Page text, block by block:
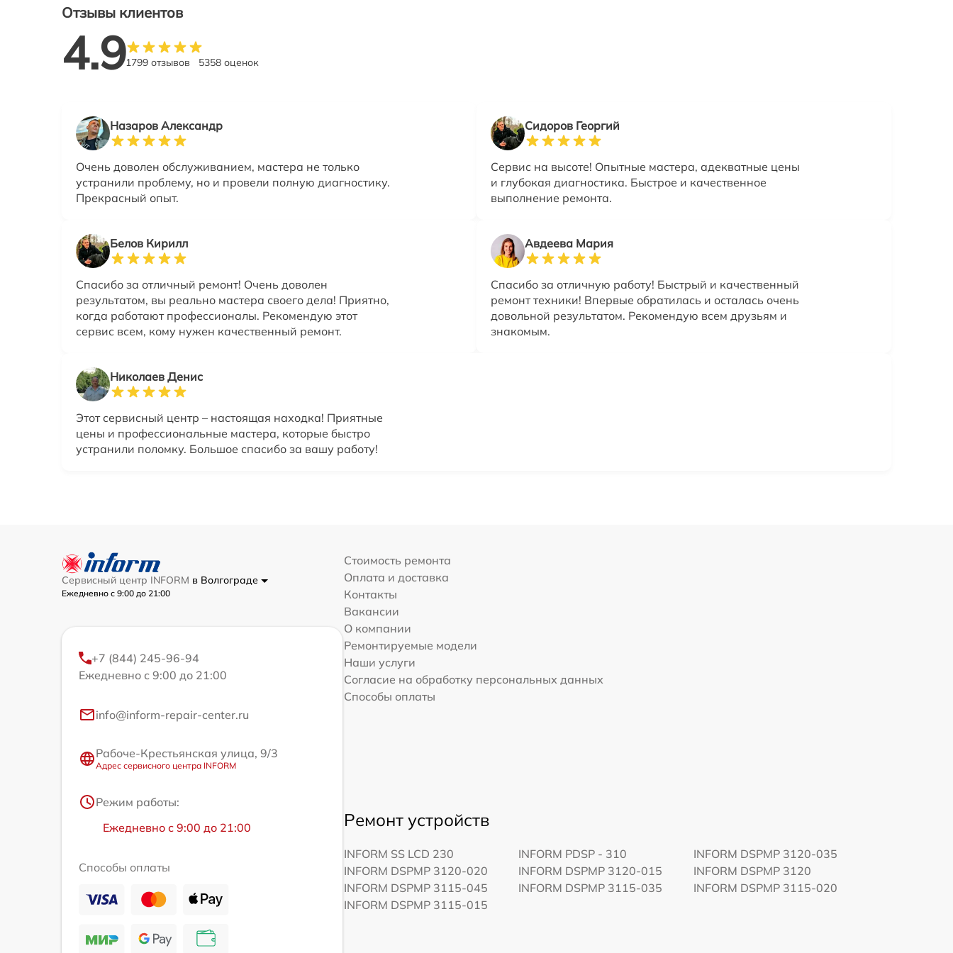
Отзывы клиентов
4.91799 отзывов 5358 оценок
Назаров Александр
Очень доволен обслуживанием, мастера не только
устранили проблему, но и провели полную диагностику.
Прекрасный опыт.
Сидоров Георгий
Сервис на высоте! Опытные мастера, адекватные цены
и глубокая диагностика. Быстрое и качественное
выполнение ремонта.
Белов Кирилл
Спасибо за отличный ремонт! Очень доволен
результатом, вы реально мастера своего дела! Приятно,
когда работают профессионалы. Рекомендую этот
сервис всем, кому нужен качественный ремонт.
Авдеева Мария
Спасибо за отличную работу! Быстрый и качественный
ремонт техники! Впервые обратилась и осталась очень
довольной результатом. Рекомендую всем друзьям и
знакомым.
Николаев Денис
Этот сервисный центр – настоящая находка! Приятные
цены и профессиональные мастера, которые быстро
устранили поломку. Большое спасибо за вашу работу!
Сервисный центр INFORM в Волгограде
Ежедневно с 9:00 до 21:00
+7 (844) 245-96-94
Ежедневно с 9:00 до 21:00
info@inform-repair-center.ru
Рабоче-Крестьянская улица, 9/3
Адрес сервисного центра INFORM
Режим работы:
Ежедневно с 9:00 до 21:00
Способы оплаты
Стоимость ремонта
Оплата и доставка
Контакты
Вакансии
О компании
Ремонтируемые модели
Наши услуги
Согласие на обработку персональных данных
Способы оплаты
Ремонт устройств
INFORM SS LCD 230 INFORM PDSP - 310
INFORM DSPMP 3120-035
INFORM DSPMP 3120-020
INFORM DSPMP 3120-015
INFORM DSPMP 3120
INFORM DSPMP 3115-045
INFORM DSPMP 3115-035
INFORM DSPMP 3115-020
INFORM DSPMP 3115-015